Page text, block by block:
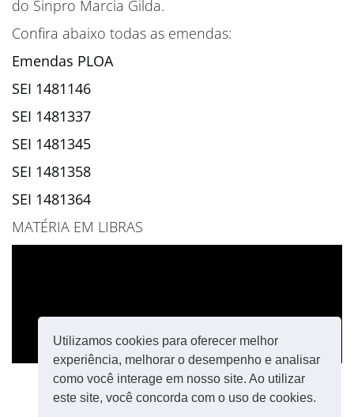
Utilizamos cookies para oferecer melhor
experiência, melhorar o desempenho e analisar
como você interage em nosso site. Ao utilizar
este site, você concorda com o uso de cookies.
do Sinpro Marcia Gilda.
Confira abaixo todas as emendas:
Emendas PLOA
SEI 1481146
SEI 1481337
SEI 1481345
SEI 1481358
SEI 1481364
MATÉRIA EM LIBRAS